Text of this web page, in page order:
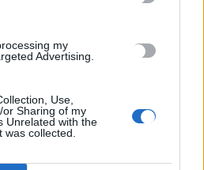
my
Advertising.
Use,
Sharing of my
Unrelated with the
collected.